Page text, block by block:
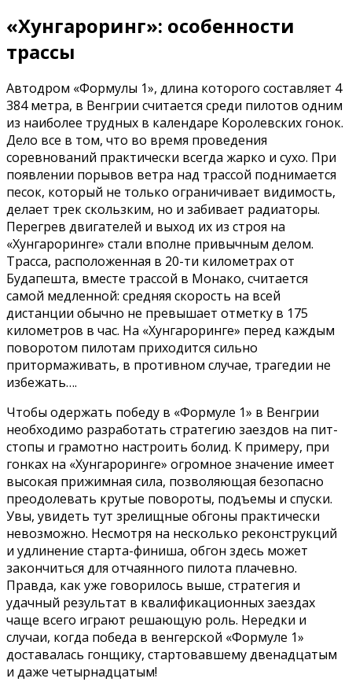
«Хунгароринг»: особенности
трассы
Автодром «Формулы 1», длина которого составляет 4
384 метра, в Венгрии считается среди пилотов одним
из наиболее трудных в календаре Королевских гонок.
Дело все в том, что во время проведения
соревнований практически всегда жарко и сухо. При
появлении порывов ветра над трассой поднимается
песок, который не только ограничивает видимость,
делает трек скользким, но и забивает радиаторы.
Перегрев двигателей и выход их из строя на
«Хунгароринге» стали вполне привычным делом.
Трасса, расположенная в 20-ти километрах от
Будапешта, вместе трассой в Монако, считается
самой медленной: средняя скорость на всей
дистанции обычно не превышает отметку в 175
километров в час. На «Хунгароринге» перед каждым
поворотом пилотам приходится сильно
притормаживать, в противном случае, трагедии не
избежать….
Чтобы одержать победу в «Формуле 1» в Венгрии
необходимо разработать стратегию заездов на пит-
стопы и грамотно настроить болид. К примеру, при
гонках на «Хунгароринге» огромное значение имеет
высокая прижимная сила, позволяющая безопасно
преодолевать крутые повороты, подъемы и спуски.
Увы, увидеть тут зрелищные обгоны практически
невозможно. Несмотря на несколько реконструкций
и удлинение старта-финиша, обгон здесь может
закончиться для отчаянного пилота плачевно.
Правда, как уже говорилось выше, стратегия и
удачный результат в квалификационных заездах
чаще всего играют решающую роль. Нередки и
случаи, когда победа в венгерской «Формуле 1»
доставалась гонщику, стартовавшему двенадцатым
и даже четырнадцатым!